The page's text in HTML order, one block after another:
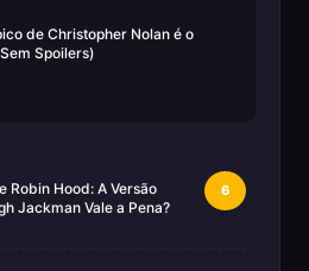
de Christopher Nolan é o
Spoilers)
Robin Hood: A Versão
Jackman Vale a Pena?
6